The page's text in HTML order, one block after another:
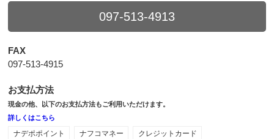
097-513-4913
FAX
097-513-4915
お支払方法
現金の他、以下のお支払方法もご利用いただけます。
詳しくはこちら
ナデポポイント ナフコマネー
クレジットカード